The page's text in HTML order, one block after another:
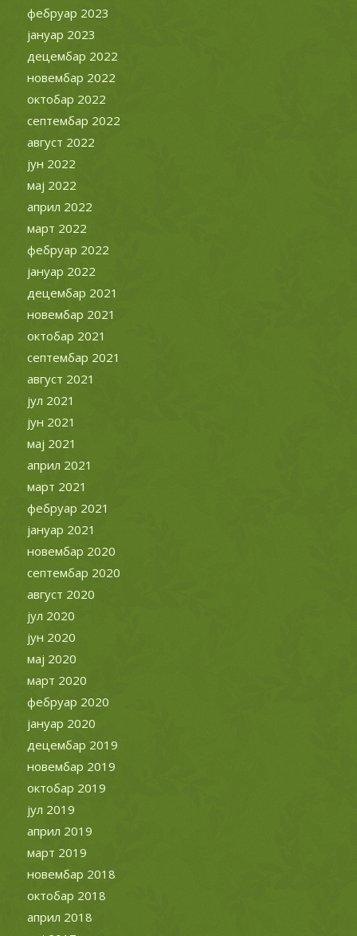
фебруар 2023
јануар 2023
децембар 2022
новембар 2022
октобар 2022
септембар 2022
август 2022
јун 2022
мај 2022
април 2022
март 2022
фебруар 2022
јануар 2022
децембар 2021
новембар 2021
октобар 2021
септембар 2021
август 2021
јул 2021
јун 2021
мај 2021
април 2021
март 2021
фебруар 2021
јануар 2021
новембар 2020
септембар 2020
август 2020
јул 2020
јун 2020
мај 2020
март 2020
фебруар 2020
јануар 2020
децембар 2019
новембар 2019
октобар 2019
јул 2019
април 2019
март 2019
новембар 2018
октобар 2018
април 2018